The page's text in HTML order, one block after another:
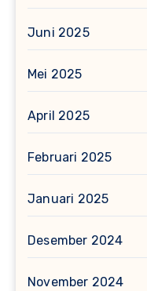
Juni 2025
Mei 2025
April 2025
Februari 2025
Januari 2025
Desember 2024
November 2024